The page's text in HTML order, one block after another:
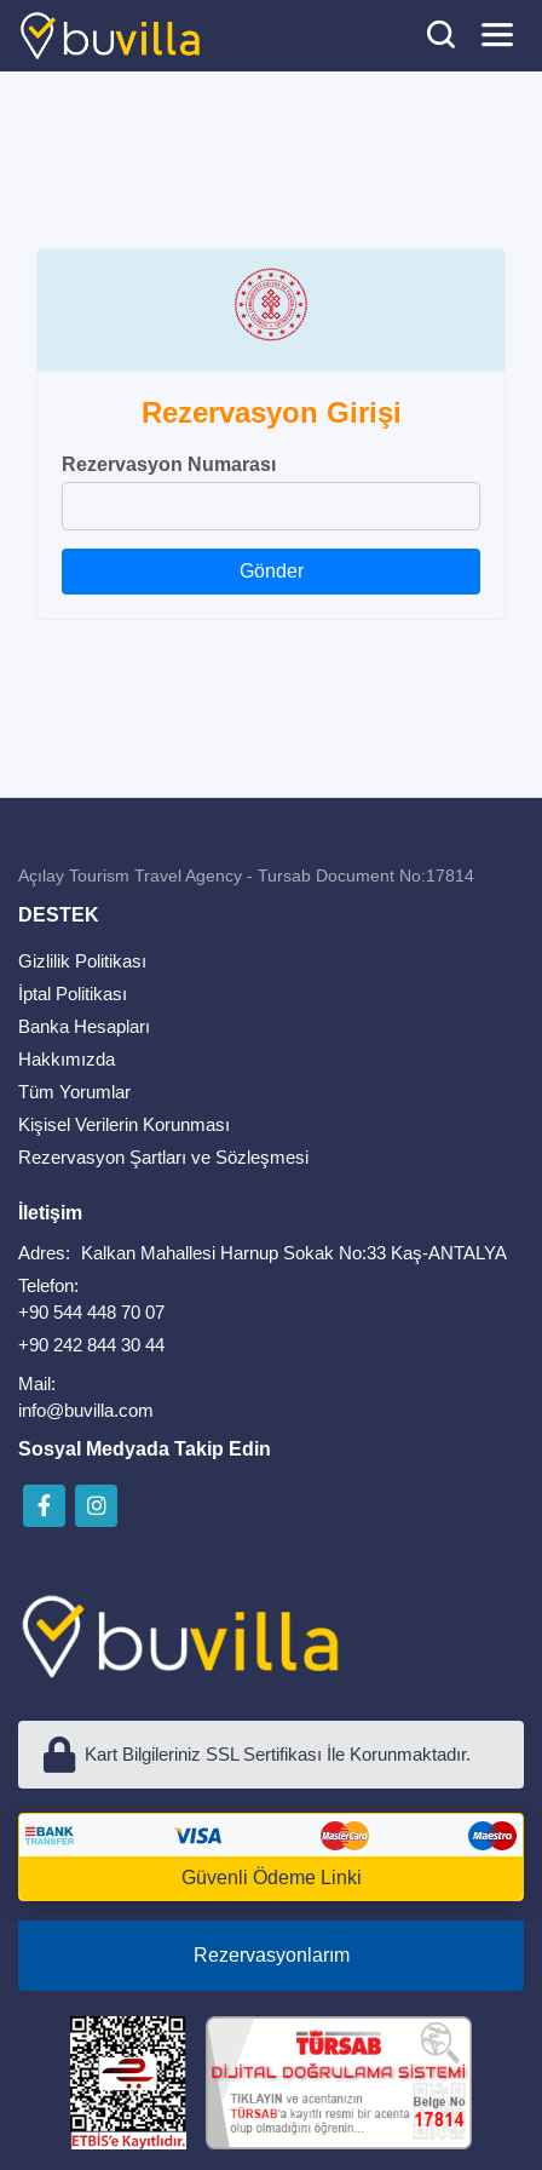
Rezervasyon Girişi
Rezervasyon Numarası
Gönder
Açılay Tourism Travel Agency - Tursab Document No:17814
DESTEK
Gizlilik Politikası
İptal Politikası
Banka Hesapları
Hakkımızda
Tüm Yorumlar
Kişisel Verilerin Korunması
Rezervasyon Şartları ve Sözleşmesi
İletişim
Adres:
Kalkan Mahallesi Harnup Sokak No:33 Kaş-ANTALYA
Telefon:
+90 544 448 70 07
+90 242 844 30 44
Mail:
info@buvilla.com
Sosyal Medyada Takip Edin
Kart Bilgileriniz SSL Sertifikası İle Korunmaktadır.
Güvenli Ödeme Linki
Rezervasyonlarım